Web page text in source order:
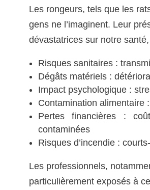
Les rongeurs, tels que les
gens ne l’imaginent. Leur
dévastatrices sur notre
Risques sanitaires :
Dégâts matériels :
Impact psychologique :
Contamination alimentaire
Pertes financières :
contaminées
Risques d’incendie :
Les professionnels,
particulièrement exposés à